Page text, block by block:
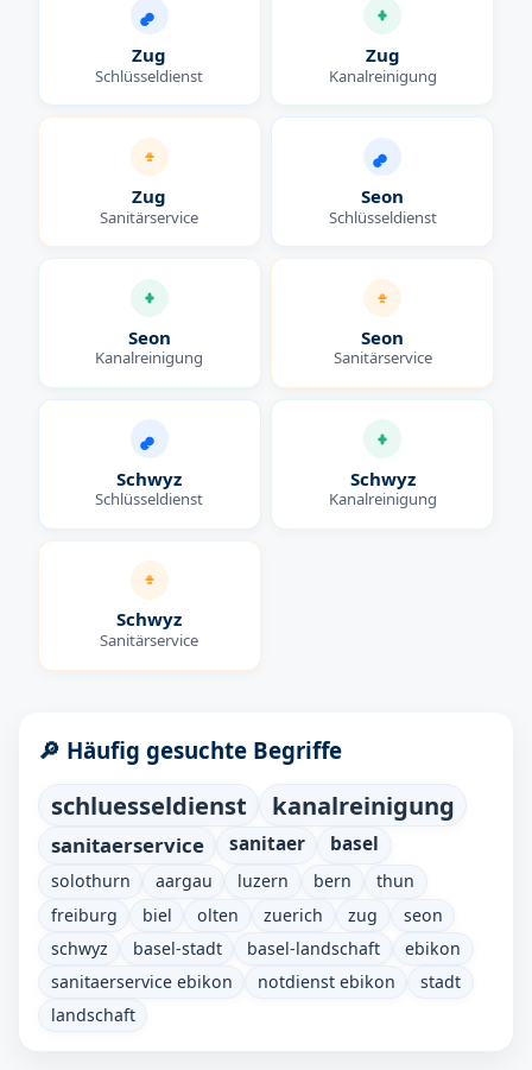
Zug
Schlüsseldienst
Zug
Kanalreinigung
Zug
Sanitärservice
Seon
Schlüsseldienst
Seon
Kanalreinigung
Seon
Sanitärservice
Schwyz
Schlüsseldienst
Schwyz
Kanalreinigung
Schwyz
Sanitärservice
🔎 Häufig gesuchte Begriffe
schluesseldienst kanalreinigung
sanitaerservice sanitaer basel
solothurn aargau luzern bern
thun
freiburg
biel olten zuerich zug
seon
schwyz
basel-stadt basel-landschaft
ebikon
sanitaerservice ebikon
notdienst ebikon
stadt
landschaft